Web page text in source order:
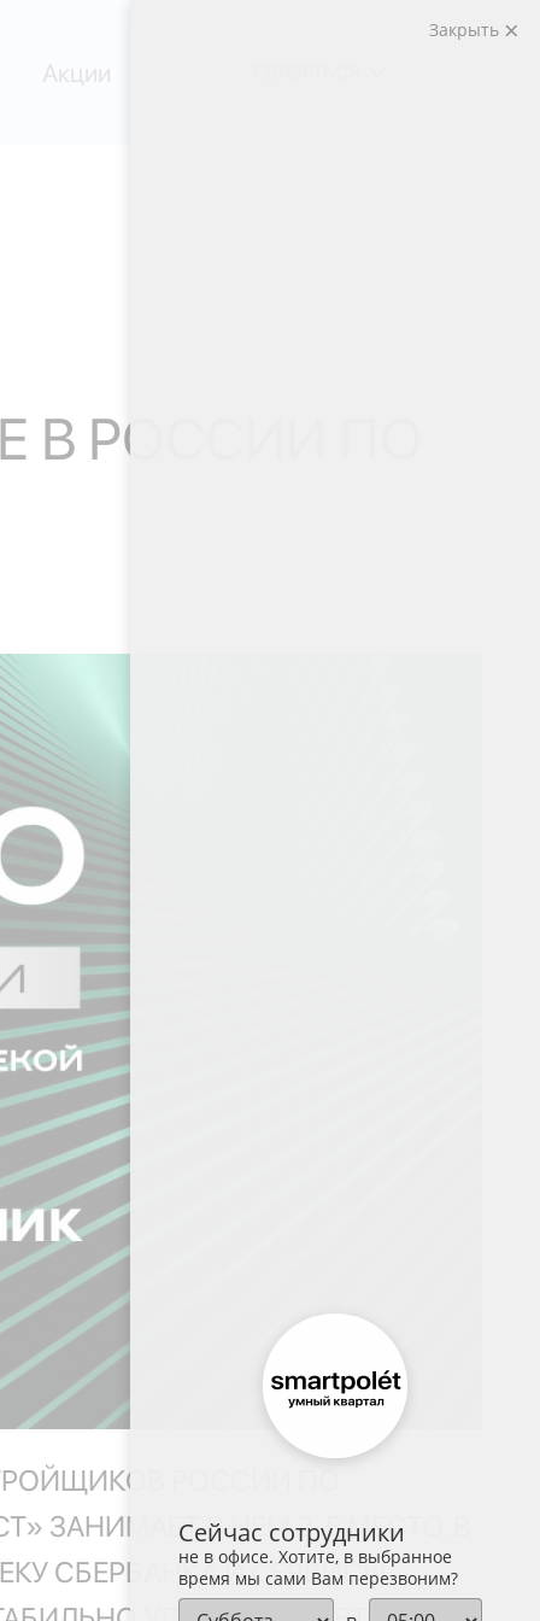
Акции
В РОССИИ ПО
РОССИИ ПО
ЗАНИМАЕТ В НЕМ 2-Е МЕСТО. В
СБЕРБАНКА И СЕРВИСЫ
Закрыть
Сейчас сотрудники
не в офисе. Хотите, в выбранное
время мы сами Вам перезвоним?